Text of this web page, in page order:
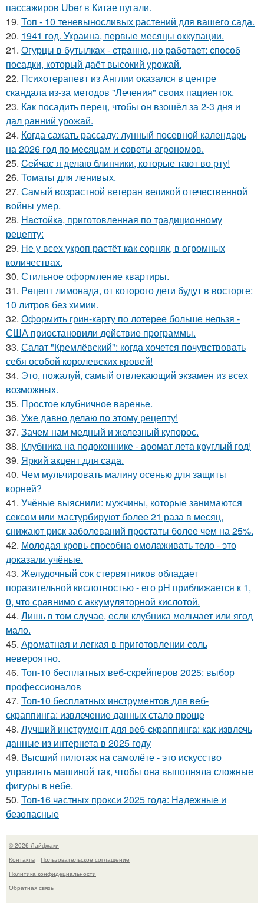
пассажиров Uber в Китае пугали.
19. Топ - 10 теневыносливых растений для вашего сада.
20. 1941 год. Украина, первые месяцы оккупации.
21. Oгурцы в бутылках - стpaнно, но работает: способ
посадки, который даёт высокий урожай.
22. Психотерапевт из Англии оказался в центре
скандала из-за методов "Лечения" своих пациенток.
23. Как посадить перец, чтобы он взошёл за 2-3 дня и
дал ранний урожай.
24. Когда сажать рассаду: лунный посевной календарь
на 2026 год по месяцам и советы агрономов.
25. Ceйчас я делаю блинчики, которые тают во рту!
26. Toматы для ленивых.
27. Самый возрастной ветеран великой отечественной
войны умер.
28. Hacтойка, приготовленная по традиционному
рецепту:
29. Не у всех укроп растёт как сорняк, в огромных
количествах.
30. Стильное оформление квартиры.
31. Peцепт лимонада, от котopoго дети будут в восторге:
10 литров без химии.
32. Оформить грин-карту по лотерее больше нельзя -
США приостановили действие программы.
33. Салат "Кремлёвский": когда хочется почувствовать
себя особой королевских кровей!
34. Это, пожалуй, самый отвлекающий экзамен из всех
возможных.
35. Простое клубничное варенье.
36. Уже давно делаю по этому рецепту!
37. Зачем нам медный и железный купорос.
38. Клубника на подоконнике - аромат лета круглый год!
39. Яркий акцент для сада.
40. Чем мульчировать малину осенью для защиты
корней?
41. Учёные выяснили: мужчины, которые занимаются
сексом или мастурбируют более 21 раза в месяц,
снижают риск заболеваний простаты более чем на 25%.
42. Молодая кровь способна омолаживать тело - это
доказали учёные.
43. Желудочный сок стервятников обладает
поразительной кислотностью - его pH приближается к 1,
0, что сравнимо с аккумуляторной кислотой.
44. Лишь в том случае, если клубника мельчает или ягод
мало.
45. Ароматная и легкая в приготовлении соль
невероятно.
46. Топ-10 бесплатных веб-скрейперов 2025: выбор
профессионалов
47. Топ-10 бесплатных инструментов для веб-
скраппинга: извлечение данных стало проще
48. Лучший инструмент для веб-скраппинга: как извлечь
данные из интернета в 2025 году
49. Высший пилотаж на самолёте - это искусство
управлять машиной так, чтобы она выполняла сложные
фигуры в небе.
50. Топ-16 частных прокси 2025 года: Надежные и
безопасные
© 2026 Лайфхаки
Контакты
Пользовательское соглашение
Политика конфидециальности
Обратная связь